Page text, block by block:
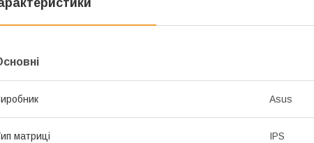
Asus
матриці IPS